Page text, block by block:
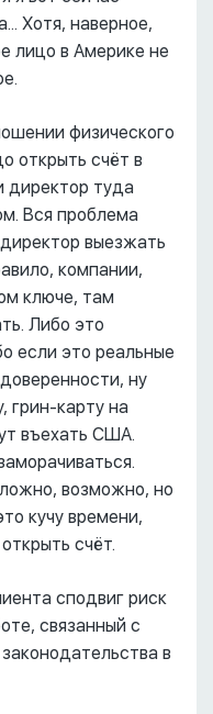
Хотя, наверное,
лицо в Америке не
физического
открыть счёт в
директор туда
Вся проблема
выезжать
компании,
ключе, там
Либо это
если это реальные
ну
грин-карту на
въехать США.
возможно, но
кучу времени,
счёт.
сподвиг риск
связанный с
в